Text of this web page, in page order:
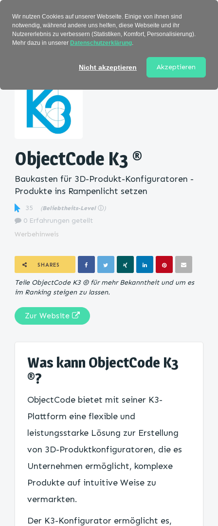
ObjectCode K3 ®
Baukasten für 3D-Produkt-Konfiguratoren -
Produkte ins Rampenlicht setzen
35 (Beliebtheits-Level ⓘ )
0 Erfahrungen geteilt
Werbehinweis
SHARES
Teile ObjectCode K3 ® für mehr Bekanntheit und um es
im Ranking steigen zu lassen.
Zur Website
Was kann ObjectCode K3
®?
ObjectCode bietet mit seiner K3-
Plattform eine flexible und
leistungsstarke Lösung zur Erstellung
von 3D-Produktkonfiguratoren, die es
Unternehmen ermöglicht, komplexe
Produkte auf intuitive Weise zu
vermarkten.
Der K3-Konfigurator ermöglicht es,
Wir nutzen Cookies auf unserer Webseite. Einige von ihnen sind
notwendig, während andere uns helfen, diese Webseite und ihr
Nutzererlebnis zu verbessern (Statistiken, Komfort, Personalisierung).
Mehr dazu in unserer Datenschutzerklärung.
Nicht akzeptieren Akzeptieren